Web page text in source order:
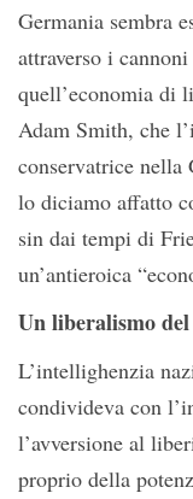
Germania sembra
attraverso i
quell’economia di
Adam Smith, che
conservatrice nella
lo diciamo affatto
sin dai tempi di
un’antieroica
Un liberalismo
L’intellighenzia
condivideva con
l’avversione al
proprio della